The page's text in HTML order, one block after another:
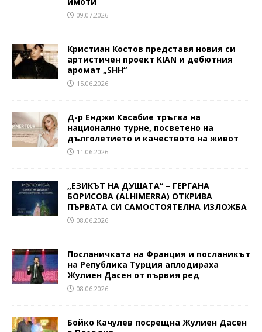
09.07.2026
Кристиан Костов представя новия си
артистичен проект KIAN и дебютния
аромат „SHH“
15.06.2026
Д-р Енджи Касабие тръгва на
национално турне, посветено на
дълголетието и качеството на живот
11.06.2026
„ЕЗИКЪТ НА ДУШАТА“ – ГЕРГАНА
БОРИСОВА (ALHIMERRA) ОТКРИВА
ПЪРВАТА СИ САМОСТОЯТЕЛНА ИЗЛОЖБА
08.06.2026
Посланичката на Франция и посланикът
на Република Турция аплодираха
Жулиен Дасен от първия ред
08.06.2026
Бойко Качулев посрещна Жулиен Дасен